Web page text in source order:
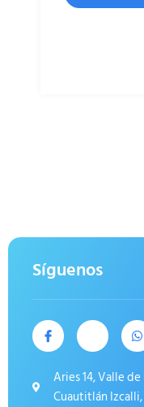
Síguenos
Aries 14, Valle
Cuautitlán